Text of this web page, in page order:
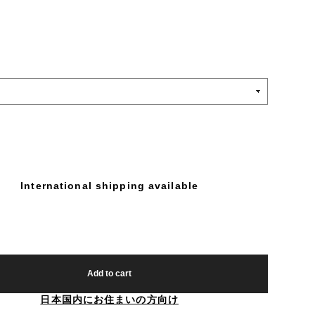
International shipping available
Add to cart
日本国内にお住まいの方向け